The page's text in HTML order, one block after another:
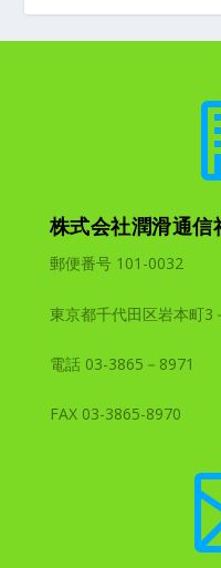
株式会社潤滑通信
郵便番号 101-0032
東京都千代田区岩本町3
電話 03-3865－8971
FAX 03-3865-8970